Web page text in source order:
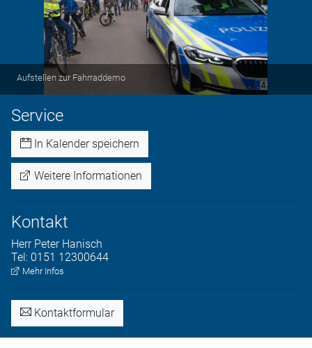
Aufstellen zur Fahrraddemo
Service
In Kalender speichern
Weitere Informationen
Kontakt
Herr Peter Hanisch
Tel: 0151 12300644
Mehr Infos
Kontaktformular